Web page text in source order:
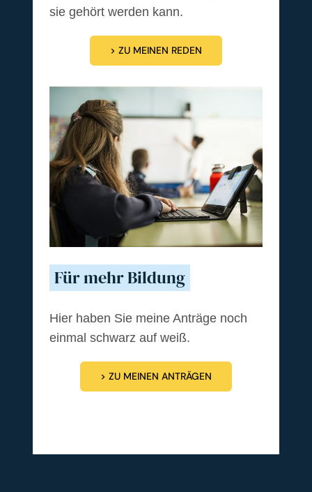
sie gehört werden kann.
> ZU MEINEN REDEN
Für mehr Bildung
Hier haben Sie meine Anträge noch
einmal schwarz auf weiß.
> ZU MEINEN ANTRÄGEN